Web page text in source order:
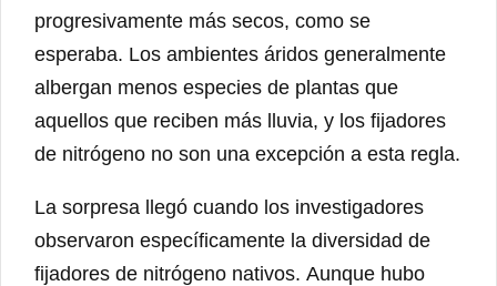
progresivamente más secos, como se
esperaba. Los ambientes áridos generalmente
albergan menos especies de plantas que
aquellos que reciben más lluvia, y los fijadores
de nitrógeno no son una excepción a esta regla.
La sorpresa llegó cuando los investigadores
observaron específicamente la diversidad de
fijadores de nitrógeno nativos. Aunque hubo